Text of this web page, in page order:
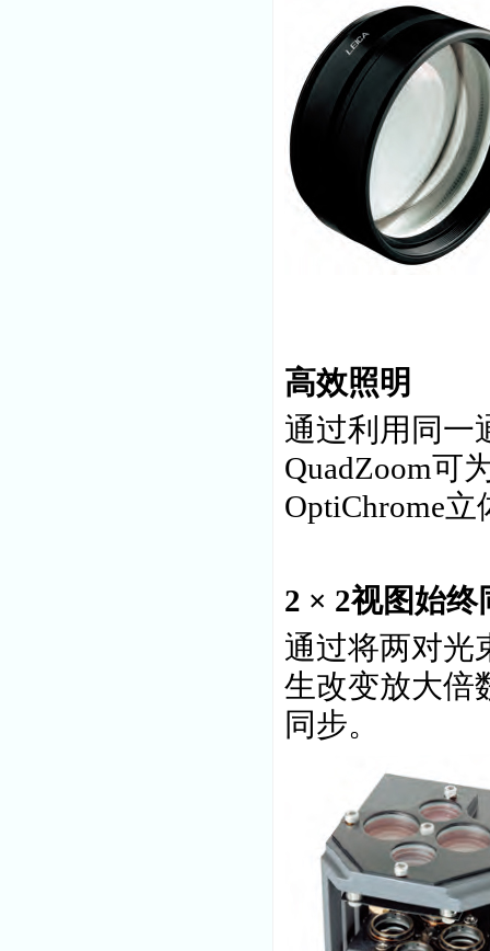
高效照明
通过利用同一
QuadZoom可
OptiChrome
2 × 2视图始终
通过将两对光
生改变放大倍
同步。